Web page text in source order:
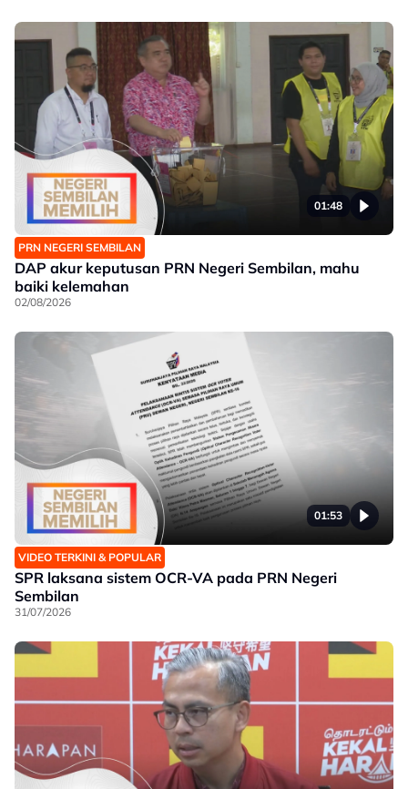
01:48
PRN NEGERI SEMBILAN
DAP akur keputusan PRN Negeri Sembilan, mahu
baiki kelemahan
02/08/2026
01:53
VIDEO TERKINI & POPULAR
SPR laksana sistem OCR-VA pada PRN Negeri
Sembilan
31/07/2026